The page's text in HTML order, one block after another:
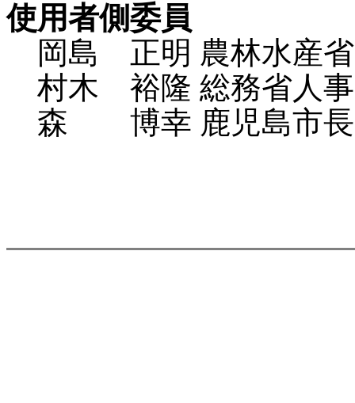
使用者側委員
岡島 正明 農林水産省
村木 裕隆 総務省人事
森 博幸 鹿児島市長